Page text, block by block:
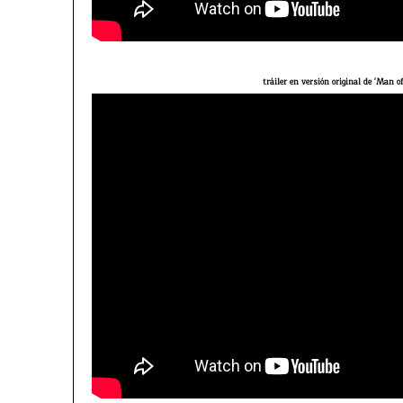
tráiler en versión original de 'Man